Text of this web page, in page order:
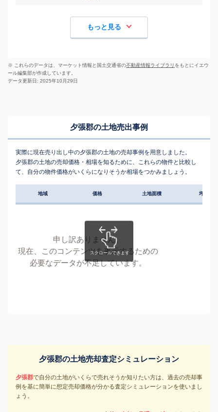
もっと見る
※ これらのデータは、マーケット情報と国土交通省の不動産情報ライブラリ をもとにイエウ
ール編集部が作成しています。
データ更新日: 2025年10月29日
夕張郡の土地売出事例
実際に現在売り出し中の夕張郡の土地の売却事例を用意しました。
夕張郡の土地の売却価格・相場を知るために、これらの物件と比較し
て、自分の物件価格がいくらになりそうか相場をつかみましょう。
地域 価格 土地面積 坪単価
申し訳ありません。
現在、このコンテンツを表示するための
必要なデータが不足しています。
夕張郡の土地売却査定シミュレーション
夕張郡で自分の土地がいくらで売れそうか知りたい方は、過去の売却事
例を基に簡単に想定売却価格が分かる査定シミュレーションを使いまし
ょう。